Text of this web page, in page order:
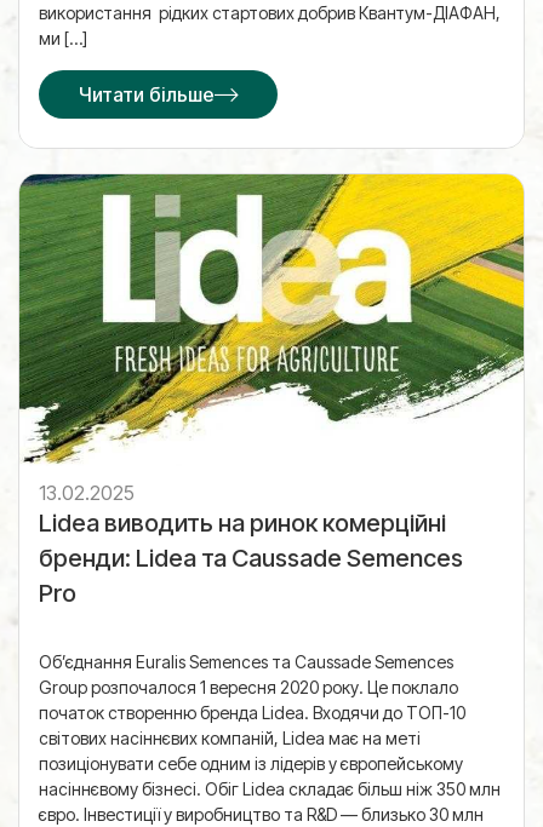
використання рідких стартових добрив Квантум-ДІАФАН,
ми […]
Читати більше
13.02.2025
Lidea виводить на ринок комерційні
бренди: Lidea та Caussade Semences
Pro
Об’єднання Euralis Semences та Caussade Semences
Group розпочалося 1 вересня 2020 року. Це поклало
початок створенню бренда Lidea. Входячи до ТОП-10
світових насіннєвих компаній, Lidea має на меті
позиціонувати себе одним із лідерів у європейському
насіннєвому бізнесі. Обіг Lidea складає більш ніж 350 млн
євро. Інвестиції у виробництво та R&D — близько 30 млн